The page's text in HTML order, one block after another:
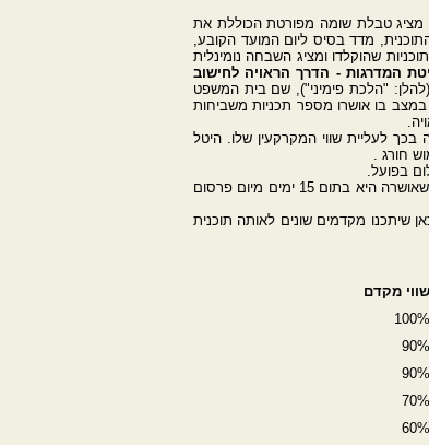
מציג טבלת שומה מפורטת הכוללת את
מדד בסיס ליום המועד הקובע,
שהוקלדו ומציג השבחה נומינלית
המדרגות - הדרך הראויה לחישוב
4217/04 ציון פימיני נ' הועדה המקומית לתכנון ובניה בירושלים ניתן ביום 22/10/2006 (להלן: "הלכת פימיני"), שם בית המשפט
בו אושרו מספר תכניות משביחות
לעליית שווי המקרקעין שלו. היטל
חורג .
בפועל.
המועד הקובע לענין ההשבחה עקב אישור תכנית נקבע בסעיף 119 לחוק התכנון והבניה הקובע כי תחילתה של תכנית שאושרה היא בתום 15 ימים מיום פרסום
שיתכנו מקדמים שונים לאותה תוכנית
שווי מקדם
100%
90%
90%
70%
60%